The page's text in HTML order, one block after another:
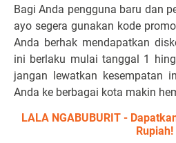
Bagi Anda pengguna baru dan
ayo segera gunakan kode promo
Anda berhak mendapatkan
ini berlaku mulai tanggal 1
jangan lewatkan kesempatan
Anda ke berbagai kota makin
LALA NGABUBURIT -
Rupiah!